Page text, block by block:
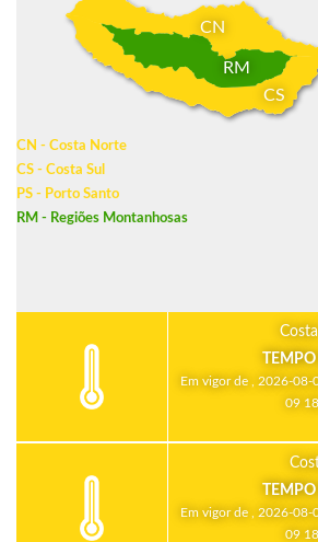
CN
CS
RM
CN - Costa Norte
CS - Costa Sul
PS - Porto Santo
RM - Regiões Montanhosas
Em vigor de , 2026-
09
Em vigor de , 2026-
09